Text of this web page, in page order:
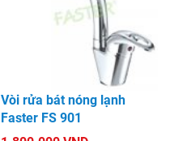
Vòi rửa bát nóng lạnh
Faster FS 901